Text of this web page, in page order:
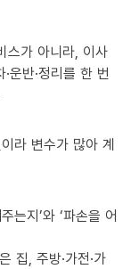
스가 아니라, 이사
운반·정리를 한 번
이라 변수가 많아 계
는지’와 ‘파손을 어
집, 주방·가전·가